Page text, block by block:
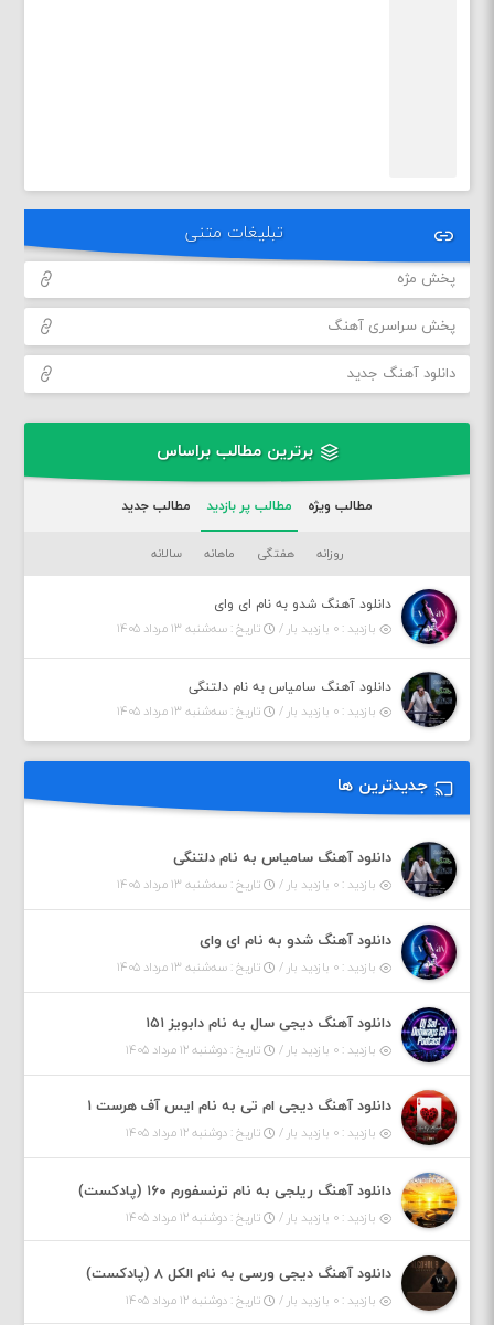
تبلیغات متنی
پخش مژه
پخش سراسری آهنگ
دانلود آهنگ جدید
برترین مطالب براساس
مطالب ویژه مطالب پر بازدید مطالب جدید
روزانه هفتگی ماهانه سالانه
دانلود آهنگ شدو به نام ای وای
بازدید : ۰ بازدید بار /
تاریخ : سه‌شنبه ۱۳ مرداد ۱۴۰۵
دانلود آهنگ سامیاس به نام دلتنگی
بازدید : ۰ بازدید بار /
تاریخ : سه‌شنبه ۱۳ مرداد ۱۴۰۵
جدیدترین ها
دانلود آهنگ سامیاس به نام دلتنگی
بازدید : ۰ بازدید بار / تاریخ : سه‌شنبه ۱۳ مرداد ۱۴۰۵
دانلود آهنگ شدو به نام ای وای
بازدید : ۰ بازدید بار / تاریخ : سه‌شنبه ۱۳ مرداد ۱۴۰۵
دانلود آهنگ دیجی سال به نام دابویز ۱۵۱
بازدید : ۰ بازدید بار / تاریخ : دوشنبه ۱۲ مرداد ۱۴۰۵
دانلود آهنگ دیجی ام تی به نام ایس آف هرست ۱
بازدید : ۰ بازدید بار / تاریخ : دوشنبه ۱۲ مرداد ۱۴۰۵
دانلود آهنگ ریلجی به نام ترنسفورم ۱۶۰ (پادکست)
بازدید : ۰ بازدید بار / تاریخ : دوشنبه ۱۲ مرداد ۱۴۰۵
دانلود آهنگ دیجی ورسی به نام الکل ۸ (پادکست)
بازدید : ۰ بازدید بار / تاریخ : دوشنبه ۱۲ مرداد ۱۴۰۵